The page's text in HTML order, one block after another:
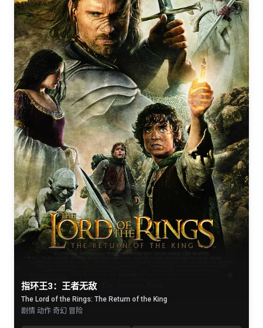
指环王3：王者无敌
The Lord of the Rings: The Return of the King
剧情 动作 奇幻 冒险